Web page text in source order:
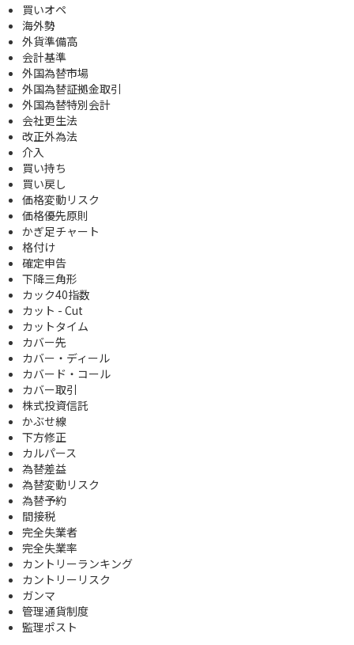
買いオペ
海外勢
外貨準備高
会計基準
外国為替市場
外国為替証拠金取引
外国為替特別会計
会社更生法
改正外為法
介入
買い持ち
買い戻し
価格変動リスク
価格優先原則
かぎ足チャート
格付け
確定申告
下降三角形
カック40指数
カット - Cut
カットタイム
カバー先
カバー・ディール
カバード・コール
カバー取引
株式投資信託
かぶせ線
下方修正
カルパース
為替差益
為替変動リスク
為替予約
間接税
完全失業者
完全失業率
カントリーランキング
カントリーリスク
ガンマ
管理通貨制度
監理ポスト